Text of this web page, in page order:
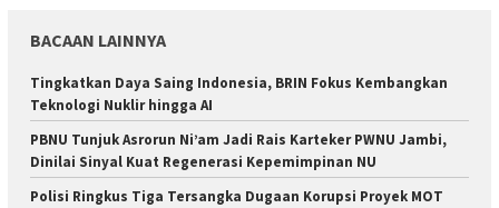
BACAAN LAINNYA
Tingkatkan Daya Saing Indonesia, BRIN Fokus Kembangkan
Teknologi Nuklir hingga AI
PBNU Tunjuk Asrorun Ni’am Jadi Rais Karteker PWNU Jambi,
Dinilai Sinyal Kuat Regenerasi Kepemimpinan NU
Polisi Ringkus Tiga Tersangka Dugaan Korupsi Proyek MOT